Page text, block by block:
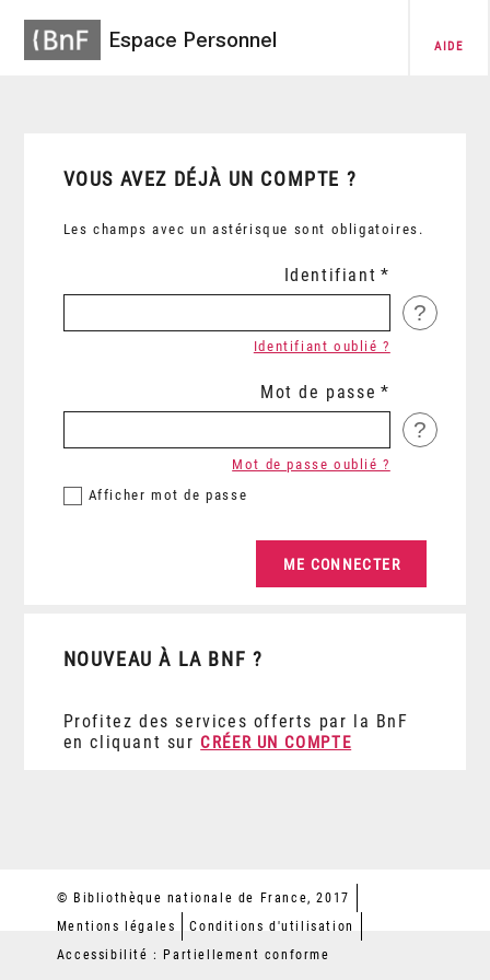
Espace Personnel AIDE
VOUS AVEZ DÉJÀ UN COMPTE ?
Les champs avec un astérisque sont obligatoires.
Identifiant
?
Identifiant oublié ?
Mot de passe
?
Afficher mot de passe
Mot de passe oublié ?
NOUVEAU À LA BNF ?
Profitez des services offerts par la BnF
en cliquant sur CRÉER UN COMPTE
© Bibliothèque nationale de France, 2017
Mentions légales
Conditions d'utilisation
Accessibilité : Partiellement conforme